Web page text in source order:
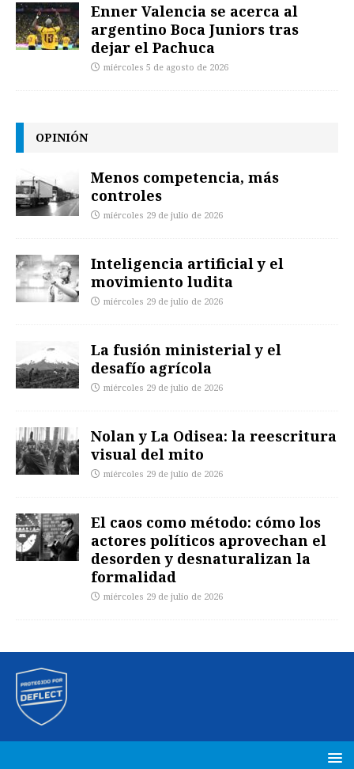
Enner Valencia se acerca al
argentino Boca Juniors tras
dejar el Pachuca
miércoles 5 de agosto de 2026
OPINIÓN
Menos competencia, más
controles
miércoles 29 de julio de 2026
Inteligencia artificial y el
movimiento ludita
miércoles 29 de julio de 2026
La fusión ministerial y el
desafío agrícola
miércoles 29 de julio de 2026
Nolan y La Odisea: la reescritura
visual del mito
miércoles 29 de julio de 2026
El caos como método: cómo los
actores políticos aprovechan el
desorden y desnaturalizan la
formalidad
miércoles 29 de julio de 2026